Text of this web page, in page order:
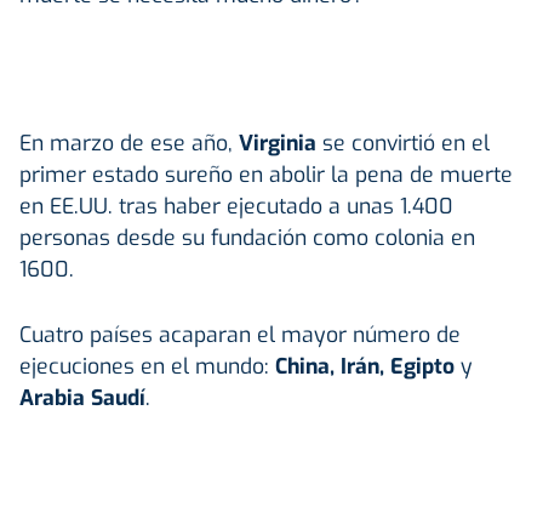
En marzo de ese año, Virginia se convirtió en el
primer estado sureño en abolir la pena de muerte
en EE.UU. tras haber ejecutado a unas 1.400
personas desde su fundación como colonia en
1600.
Cuatro países acaparan el mayor número de
ejecuciones en el mundo: China, Irán, Egipto y
Arabia Saudí.